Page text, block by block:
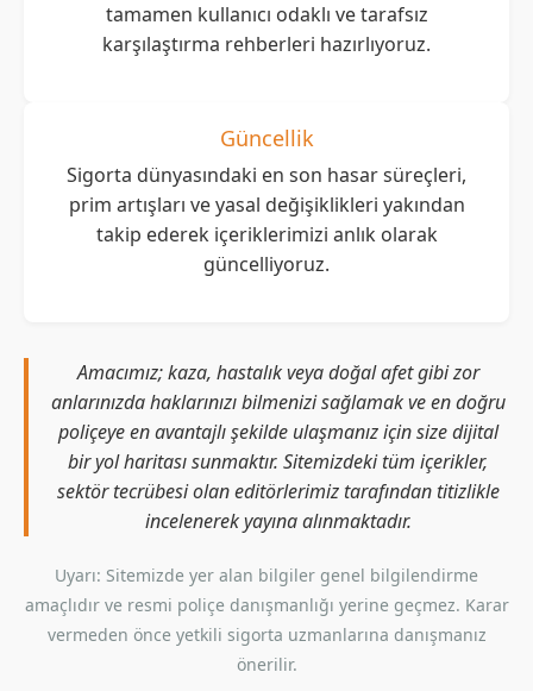
tamamen kullanıcı odaklı ve tarafsız
karşılaştırma rehberleri hazırlıyoruz.
Güncellik
Sigorta dünyasındaki en son hasar süreçleri,
prim artışları ve yasal değişiklikleri yakından
takip ederek içeriklerimizi anlık olarak
güncelliyoruz.
Amacımız; kaza, hastalık veya doğal afet gibi zor
anlarınızda haklarınızı bilmenizi sağlamak ve en doğru
poliçeye en avantajlı şekilde ulaşmanız için size dijital
bir yol haritası sunmaktır. Sitemizdeki tüm içerikler,
sektör tecrübesi olan editörlerimiz tarafından titizlikle
incelenerek yayına alınmaktadır.
Uyarı: Sitemizde yer alan bilgiler genel bilgilendirme
amaçlıdır ve resmi poliçe danışmanlığı yerine geçmez. Karar
vermeden önce yetkili sigorta uzmanlarına danışmanız
önerilir.